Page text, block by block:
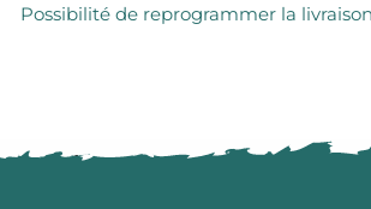
Possibilité de reprogrammer la